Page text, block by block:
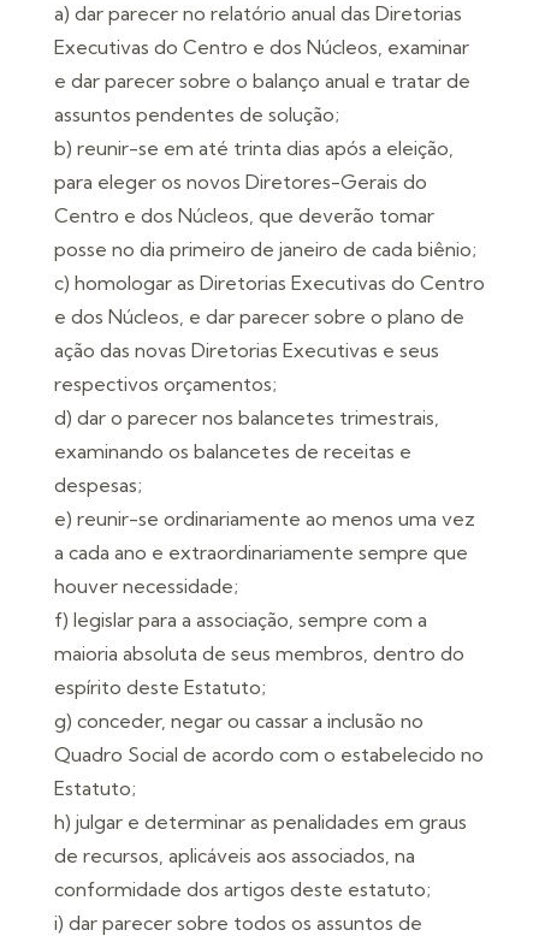
a) dar parecer no relatório anual das Diretorias
Executivas do Centro e dos Núcleos, examinar
e dar parecer sobre o balanço anual e tratar de
assuntos pendentes de solução;
b) reunir-se em até trinta dias após a eleição,
para eleger os novos Diretores-Gerais do
Centro e dos Núcleos, que deverão tomar
posse no dia primeiro de janeiro de cada biênio;
c) homologar as Diretorias Executivas do Centro
e dos Núcleos, e dar parecer sobre o plano de
ação das novas Diretorias Executivas e seus
respectivos orçamentos;
d) dar o parecer nos balancetes trimestrais,
examinando os balancetes de receitas e
despesas;
e) reunir-se ordinariamente ao menos uma vez
a cada ano e extraordinariamente sempre que
houver necessidade;
f) legislar para a associação, sempre com a
maioria absoluta de seus membros, dentro do
espírito deste Estatuto;
g) conceder, negar ou cassar a inclusão no
Quadro Social de acordo com o estabelecido no
Estatuto;
h) julgar e determinar as penalidades em graus
de recursos, aplicáveis aos associados, na
conformidade dos artigos deste estatuto;
i) dar parecer sobre todos os assuntos de